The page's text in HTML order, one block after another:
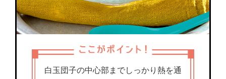
白玉団子の中心部までしっかり熱を通